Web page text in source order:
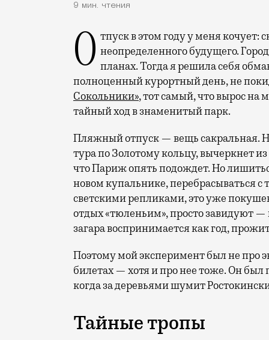
9 мин. чтения
Отпуск в этом году у меня кочует: сначала переехал на август, потом в область неопределенного будущего.
планах. Тогда я решила себя
полноценный курортный день, не
Сокольники», тот самый, что вырос на
тайный ход в знаменитый парк.
Пляжный отпуск — вещь сакральная.
тура по Золотому кольцу, вычеркнет
что Париж опять подождет. Но
новом купальнике, перебрасываться
светскими репликами, это уже
отдых «тюленьим», просто завидуют —
загара воспринимается как год,
Поэтому мой эксперимент был не про
билетах — хотя и про нее тоже. Он был
когда за деревьями шумит
Тайные тропы